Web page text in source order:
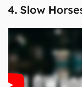
4. Slow